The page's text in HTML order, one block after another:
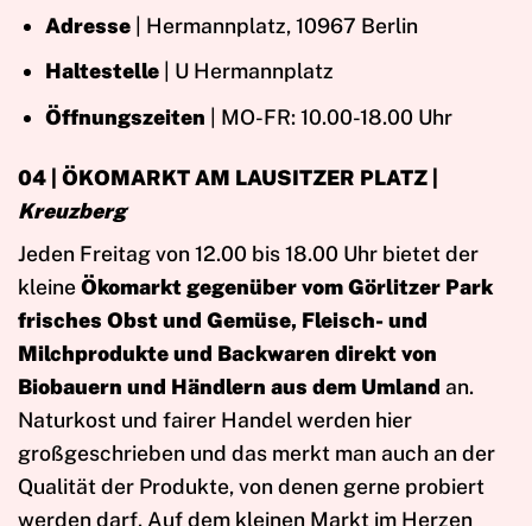
Adresse| Hermannplatz, 10967 Berlin
Haltestelle| U Hermannplatz
Öffnungszeiten | MO-FR: 10.00-18.00 Uhr
04 | ÖKOMARKT AM LAUSITZER PLATZ |
Kreuzberg
Jeden Freitag von 12.00 bis 18.00 Uhr bietet der
kleineÖkomarkt gegenüber vom Görlitzer Park
frisches Obst und Gemüse, Fleisch- und
Milchprodukte und Backwaren direkt von
Biobauern und Händlern aus dem Umland an.
Naturkost und fairer Handel werden hier
großgeschrieben und das merkt man auch an der
Qualität der Produkte, von denen gerne probiert
werden darf. Auf dem kleinen Markt im Herzen